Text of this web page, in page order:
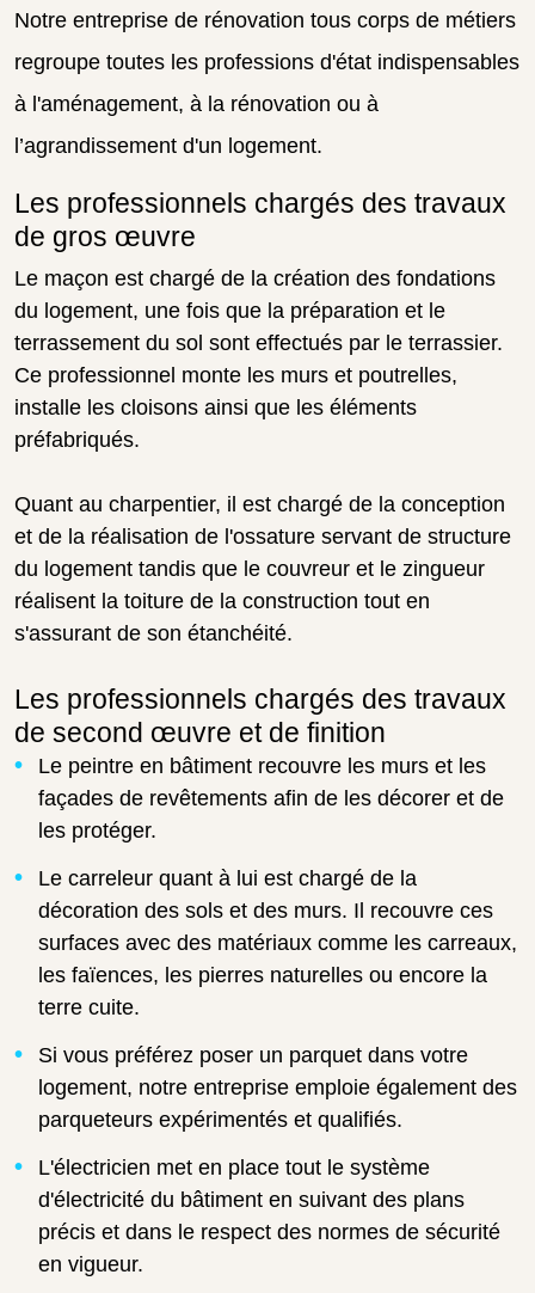
Notre entreprise de rénovation tous corps de métiers
regroupe toutes les professions d'état indispensables
à l'aménagement, à la rénovation ou à
l’agrandissement d'un logement.
Les professionnels chargés des travaux
de gros œuvre
Le maçon est chargé de la création des fondations
du logement, une fois que la préparation et le
terrassement du sol sont effectués par le terrassier.
Ce professionnel monte les murs et poutrelles,
installe les cloisons ainsi que les éléments
préfabriqués.
Quant au charpentier, il est chargé de la conception
et de la réalisation de l'ossature servant de structure
du logement tandis que le couvreur et le zingueur
réalisent la toiture de la construction tout en
s'assurant de son étanchéité.
Les professionnels chargés des travaux
de second œuvre et de finition
Le peintre en bâtiment recouvre les murs et les
façades de revêtements afin de les décorer et de
les protéger.
Le carreleur quant à lui est chargé de la
décoration des sols et des murs. Il recouvre ces
surfaces avec des matériaux comme les carreaux,
les faïences, les pierres naturelles ou encore la
terre cuite.
Si vous préférez poser un parquet dans votre
logement, notre entreprise emploie également des
parqueteurs expérimentés et qualifiés.
L'électricien met en place tout le système
d'électricité du bâtiment en suivant des plans
précis et dans le respect des normes de sécurité
en vigueur.